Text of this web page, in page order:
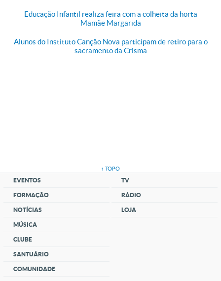
Educação Infantil realiza feira com a colheita da horta
Mamãe Margarida
Alunos do Instituto Canção Nova participam de retiro para o
sacramento da Crisma
↑ TOPO
EVENTOS
FORMAÇÃO
NOTÍCIAS
MÚSICA
CLUBE
SANTUÁRIO
COMUNIDADE
TV
RÁDIO
LOJA